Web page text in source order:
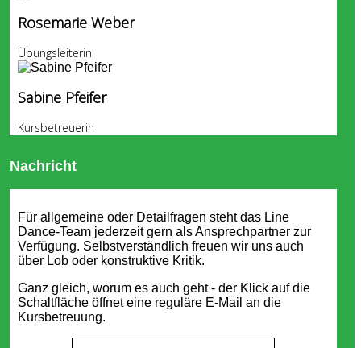
Rosemarie Weber
Übungsleiterin
Sabine Pfeifer
Kursbetreuerin
Nachricht
Für allgemeine oder Detailfragen steht das Line
Dance-Team jederzeit gern als Ansprechpartner zur
Verfügung. Selbstverständlich freuen wir uns auch
über Lob oder konstruktive Kritik.
Ganz gleich, worum es auch geht - der Klick auf die
Schaltfläche öffnet eine reguläre E-Mail an die
Kursbetreuung.